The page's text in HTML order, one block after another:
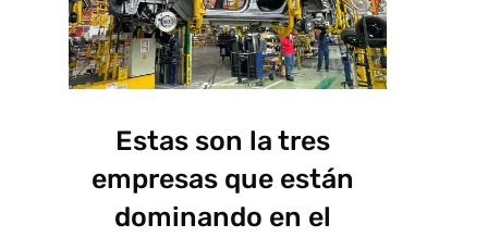
Estas son la tres
empresas que están
dominando en el